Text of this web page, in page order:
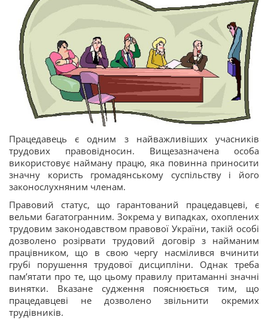
Працедавець є одним з найважливіших учасників
трудових правовідносин. Вищезазначена особа
використовує найману працю, яка повинна приносити
значну користь громадянському суспільству і його
законослухняним членам.
Правовий статус, що гарантований працедавцеві, є
вельми багатогранним. Зокрема у випадках, охоплених
трудовим законодавством правової України, такій особі
дозволено розірвати трудовий договір з найманим
працівником, що в свою чергу насмілився вчинити
грубі порушення трудової дисципліни. Однак треба
пам’ятати про те, що цьому правилу притаманні значні
винятки. Вказане судження пояснюється тим, що
працедавцеві не дозволено звільнити окремих
трудівників.